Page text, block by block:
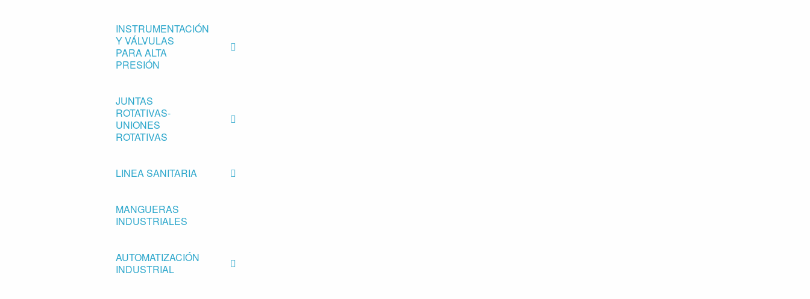
INSTRUMENTACIÓN
Y VÁLVULAS
PARA ALTA
PRESIÓN
JUNTAS
ROTATIVAS-
UNIONES
ROTATIVAS
LINEA SANITARIA
MANGUERAS
INDUSTRIALES
AUTOMATIZACIÓN
INDUSTRIAL